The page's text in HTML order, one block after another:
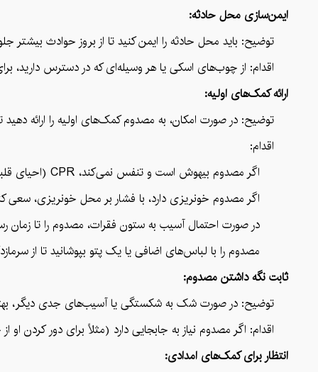
ایمن‌سازی محل حادثه:
توضیح: باید محل حادثه را ایمن کنید تا از بروز حوادث بیشتر
اقدام: از چوب‌های اسکی یا هر وسیله‌ای که در دسترس دارید،
ارائه کمک‌های اولیه:
توضیح: در صورت امکان، به مصدوم کمک‌های اولیه را ارائه
اقدام:
اگر مصدوم بیهوش است و تنفس نمی‌کند، CPR (احیای قلبی-ریوی) را آغاز کنید.
اگر مصدوم خونریزی دارد، با فشار بر محل خونریزی، سعی
در صورت احتمال آسیب به ستون فقرات، مصدوم را تا زمان
مصدوم را با لباس‌های اضافی یا یک پتو بپوشانید تا از
ثابت نگه داشتن مصدوم:
توضیح: در صورت شک به شکستگی یا آسیب‌های جدی دیگر، بهتر
اقدام: اگر مصدوم نیاز به جابجایی دارد (مثلاً برای دور کردن او
انتظار برای کمک‌های امدادی: